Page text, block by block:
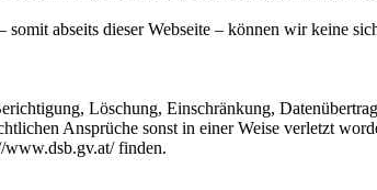
abseits dieser Webseite – können wir keine
Löschung, Einschränkung,
Ansprüche sonst in einer Weise verletzt
www.dsb.gv.at/ finden.